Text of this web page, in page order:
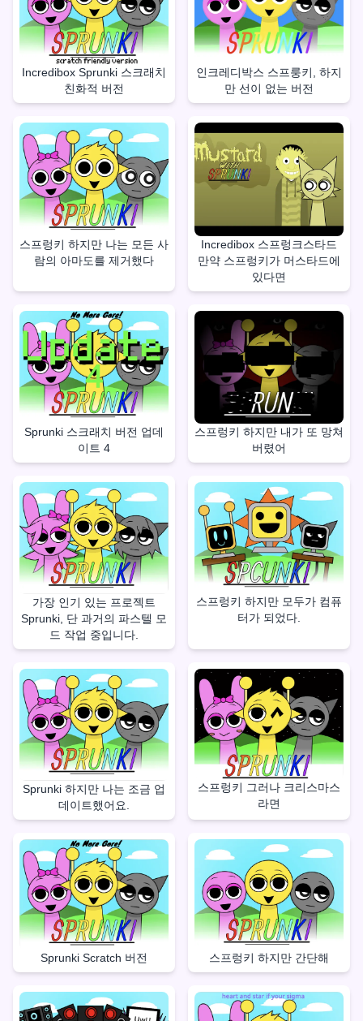
Incredibox Sprunki 스크래치
친화적 버전
인크레디박스 스프룽키, 하지
만 선이 없는 버전
스프렁키 하지만 나는 모든 사
람의 아마도를 제거했다
Incredibox 스프렁크스타드
만약 스프렁키가 머스타드에
있다면
Sprunki 스크래치 버전 업데
이트 4
스프렁키 하지만 내가 또 망쳐
버렸어
가장 인기 있는 프로젝트
Sprunki, 단 과거의 파스텔 모
드 작업 중입니다.
스프렁키 하지만 모두가 컴퓨
터가 되었다.
Sprunki 하지만 나는 조금 업
데이트했어요.
스프렁키 그러나 크리스마스
라면
Sprunki Scratch 버전 스프렁키 하지만 간단해